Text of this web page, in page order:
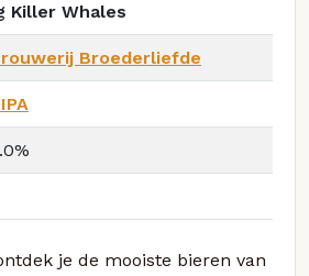
Killer Whales
Broederliefde
je de mooiste bieren van